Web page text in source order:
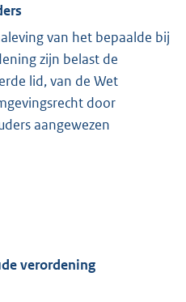
van het bepaalde bij
zijn belast de
lid, van de Wet
door
aangewezen
verordening